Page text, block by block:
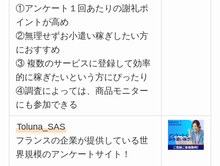
①アンケート１回あたりの謝礼ポ
イントが高め
②無理せずお小遣い稼ぎしたい方
におすすめ
③ 複数のサービスに登録して効率
的に稼ぎたいという方にぴったり
④調査によっては、商品モニター
にも参加できる
Toluna_SAS
フランスの企業が提供している世
界規模のアンケートサイト！